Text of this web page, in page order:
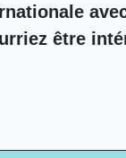
être